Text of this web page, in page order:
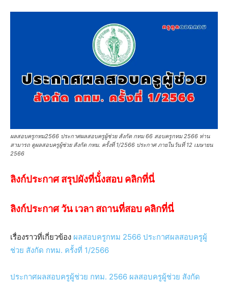
ผลสอบครูกทม2566 ประกาศผลสอบครูผู้ช่วย สังกัด กทม 66 สอบครูกทม 2566 ท่าน
สามารถ ดูผลสอบครูผู้ช่วย สังกัด กทม. ครั้งที่ 1/2566 ประกาศ ภายในวันที่ 12 เมษายน
2566
ลิงก์ประกาศ สรุปผังที่นั้่งสอบ คลิกที่นี่
ลิงก์ประกาศ วัน เวลา สถานที่สอบ คลิกที่นี่
เรื่องราวที่เกี่ยวข้อง ผลสอบครูกทม 2566 ประกาศผลสอบครูผู้
ช่วย สังกัด กทม. ครั้งที่ 1/2566
ประกาศผลสอบครูผู้ช่วย กทม. 2566 ผลสอบครูผู้ช่วย สังกัด